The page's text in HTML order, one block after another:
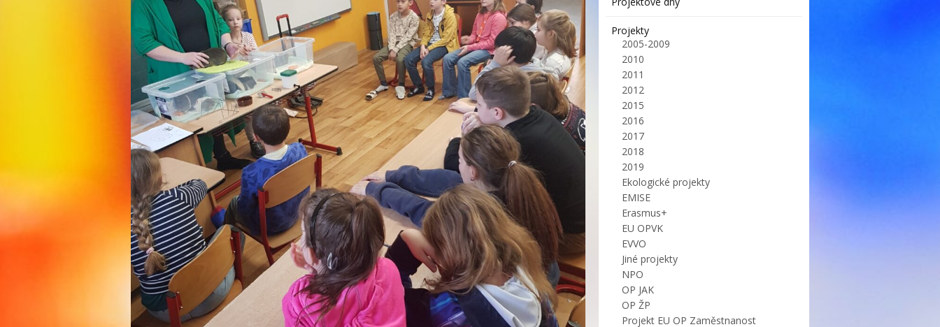
Projekty
2005-2009
2010
2011
2012
2015
2016
2017
2018
2019
Ekologické projekty
EMISE
Erasmus+
EU OPVK
EVVO
Jiné projekty
NPO
OP JAK
OP ŽP
Projekt EU OP Zaměstnanost